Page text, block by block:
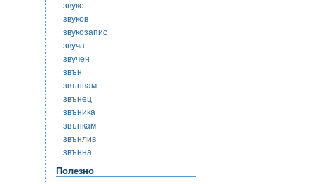
звуко
звуков
звукозапис
звуча
звучен
звън
звънвам
звънец
звъника
звънкам
звънлив
звънна
Полезно